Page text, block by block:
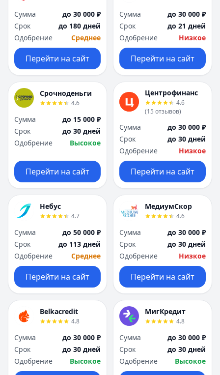
Сумма
до 30 000 ₽
Срок
до 180 дней
Одобрение
Среднее
Перейти на сайт
Сумма
до 30 000 ₽
Срок
до 21 дней
Одобрение
Низкое
Перейти на сайт
Срочноденьги
4.6
Сумма
до 15 000 ₽
Срок
до 30 дней
Одобрение
Высокое
Перейти на сайт
Центрофинанс
4.6
(15 отзывов)
Сумма
до 30 000 ₽
Срок
до 30 дней
Одобрение
Низкое
Перейти на сайт
Небус
4.7
Сумма
до 50 000 ₽
Срок
до 113 дней
Одобрение
Среднее
Перейти на сайт
МедиумСкор
4.6
Сумма
до 30 000 ₽
Срок
до 30 дней
Одобрение
Низкое
Перейти на сайт
Belkacredit
4.8
Сумма
до 30 000 ₽
Срок
до 30 дней
Одобрение
Высокое
МигКредит
4.8
Сумма
до 30 000 ₽
Срок
до 30 дней
Одобрение
Высокое